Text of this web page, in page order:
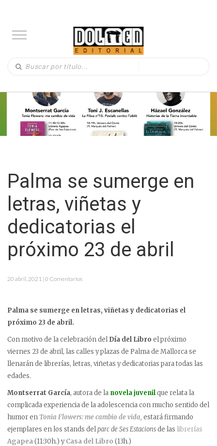
Palma se sumerge en
letras, viñetas y
dedicatorias el
próximo 23 de abril
20 abril, 2021 | 0 Comentarios
Palma se sumerge en letras, viñetas y dedicatorias el
próximo 23 de abril.
Con motivo de la celebración delDía del Libro el próximo
viernes 23 de abril, las calles y plazas de Palma de Mallorca se
llenarán de librerías, letras, viñetas y dedicatorias para todas las
edades.
Montserrat García, autora de la novela juvenilque relata la
complicada experiencia de la adolescencia con mucho sentido del
humor en Tonia Flowers: me cambio de vida, estará firmando
ejemplares en los stands delparc de Ses Estacionsde las librerías
Agapea(11:30h.) yCasa del Libro (13h.)